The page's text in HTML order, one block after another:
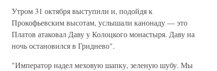
Утром 31 октября выступили и, подойдя к
Прокофьевским высотам, услышали канонаду — это
Платов атаковал Даву у Колоцкого монастыря. Даву на
ночь остановился в Гриднево".
"Император надел меховую шапку, зеленую шубу. Мы